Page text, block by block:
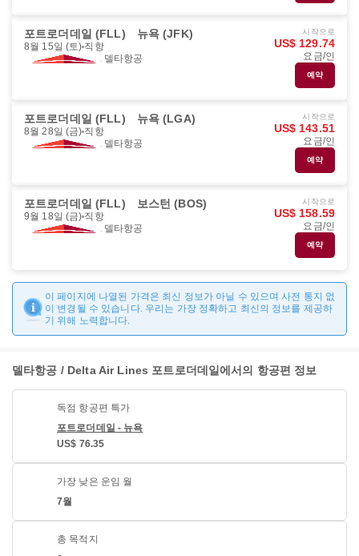
포트로더데일 (FLL) 뉴욕 (JFK)
8월 15일 (토) 직항
델타항공
시작으로
US$ 129.74
요금/인
예약
포트로더데일 (FLL) 뉴욕 (LGA)
8월 28일 (금) 직항
델타항공
시작으로
US$ 143.51
요금/인
예약
포트로더데일 (FLL) 보스턴 (BOS)
9월 18일 (금) 직항
델타항공
시작으로
US$ 158.59
요금/인
예약
이 페이지에 나열된 가격은 최신 정보가 아닐 수 있으며 사전 통지 없
이 변경될 수 있습니다. 우리는 가장 정확하고 최신의 정보를 제공하
기 위해 노력합니다.
델타항공 / Delta Air Lines 포트로더데일에서의 항공편 정보
독점 항공편 특가
포트로더데일 - 뉴욕
US$ 76.35
가장 낮은 운임 월
7월
총 목적지